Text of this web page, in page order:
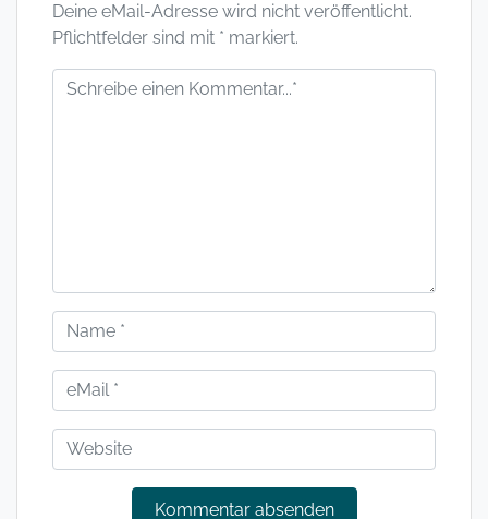
Deine eMail-Adresse wird nicht veröffentlicht.
Pflichtfelder sind mit * markiert.